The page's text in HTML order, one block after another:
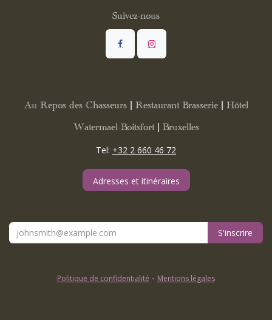
Suivez-nous
Au Repos des Chasseurs | Restaurant Brasserie | Hôtel
Watermael-Boitsfort | Bruxelles
Tel: +32 2 660 46 72
Adresses et itinéraires
S'inscrire
Politique de confidentialité - Mentions légales